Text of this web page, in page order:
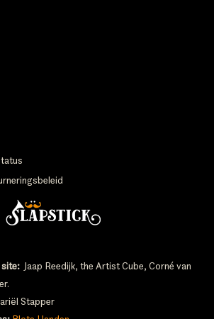
Jaap Reedijk, the Artist Cube, Corné van
Stapper